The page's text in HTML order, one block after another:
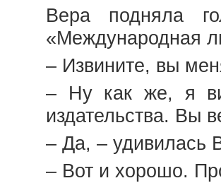
Вера подняла
«Международная
– Извините, вы
– Ну как же, я
издательства. Вы
– Да, – удивилась
– Вот и хорошо.